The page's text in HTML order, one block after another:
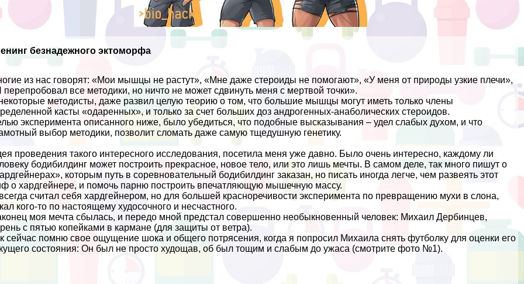
безнадежного эктоморфа
из нас говорят: «Мои мышцы не растут», «Мне даже стероиды не помогают», «У меня от природы узкие плечи»,
перепробовал все методики, но ничто не может сдвинуть меня с мертвой точки».
методисты, даже развил целую теорию о том, что большие мышцы могут иметь только члeны
касты «одаренных», и только за счет больших доз андрогенных-анаболических стероидов.
эксперимента описанного ниже, было убедиться, что подобные высказывания – удел слабых духом, и что
выбор методики, позволит сломать даже самую тщедушную генетику.
проведения такого интересного исследования, посетила меня уже давно. Было очень интересно, каждому ли
бодибилдинг может построить прекрасное, новое тело, или это лишь мечты. В самом деле, так много пишут о
которым путь в соревновательный бодибилдинг заказан, но писать иногда легче, чем развеять этот
о хардгeйнере, и помочь парню построить впечатляющую мышечную массу.
считал себя хардгeйнером, но для большей красноречивости эксперимента по превращению мухи в слона,
кого-то по настоящему худосочного и несчастного.
моя мечта сбылась, и передо мной предстал совершенно необыкновенный человек: Михаил Дербинцев,
с пятью копейками в кармане (для защиты от ветра).
сейчас помню свое ощущение шока и общего потрясения, когда я попросил Михаила снять футболку для оценки его
состояния: Он был не просто худощав, об был тощим и слабым до ужаса (смотрите фото №1).